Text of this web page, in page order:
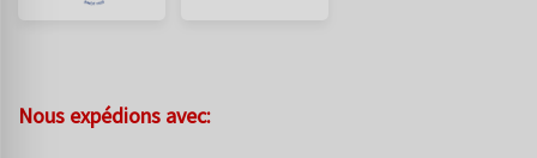
Nous expédions avec: